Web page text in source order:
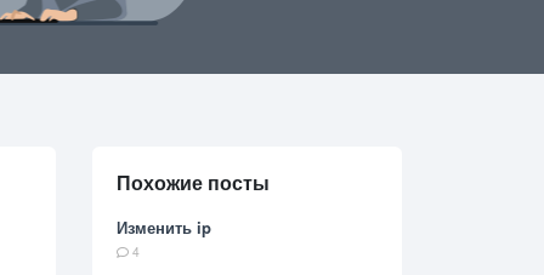
Похожие посты
Изменить ip
4